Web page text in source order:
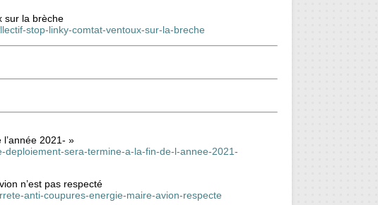
sur la brèche
stop-linky-comtat-ventoux-sur-la-breche
2021- »
sera-termine-a-la-fin-de-l-annee-2021-
n’est pas respecté
anti-coupures-energie-maire-avion-respecte